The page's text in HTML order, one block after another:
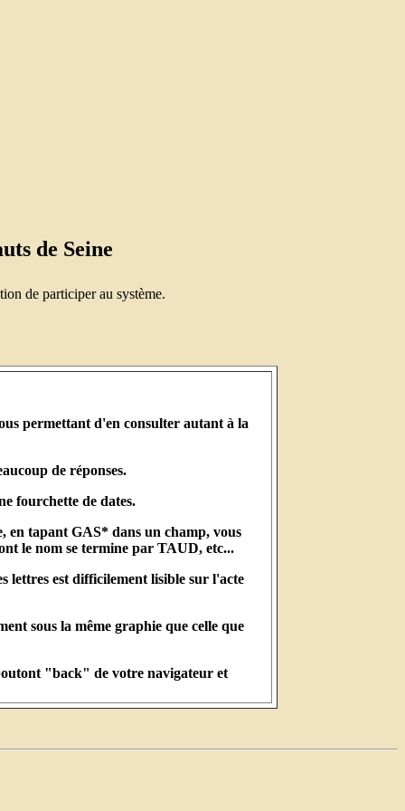
de Seine
de participer au système.
permettant d'en consulter autant à la
de réponses.
fourchette de dates.
en tapant GAS* dans un champ, vous
le nom se termine par TAUD, etc...
lettres est difficilement lisible sur l'acte
sous la même graphie que celle que
"back" de votre navigateur et